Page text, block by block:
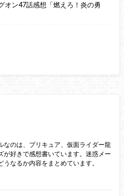
オン47話感想「燃えろ！炎の勇
なのは、プリキュア、仮面ライダー龍
が好きで感想書いています。迷惑メー
うなるか内容をまとめています。